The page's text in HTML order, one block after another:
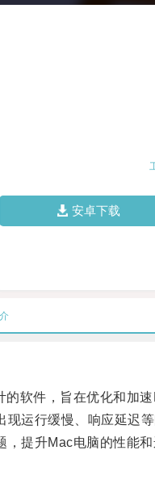
安卓下载
件，旨在优化和加速
行缓慢、响应延迟等
提升Mac电脑的性能和